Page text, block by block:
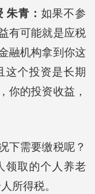
朱青： 如果不参
有可能就是应税
融机构拿到你这
这个投资是长期
你的投资收益，
下需要缴税呢？
领取的个人养老
所得税。